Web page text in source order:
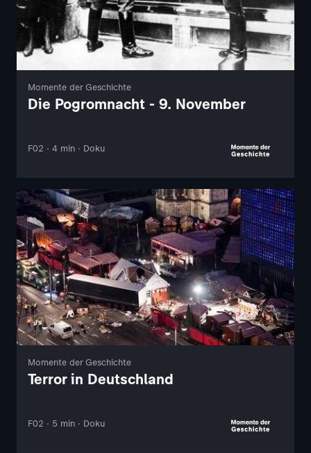
Momente der Geschichte
Die Pogromnacht - 9. November
F02 · 4 min · Doku
Momente der Geschichte
Terror in Deutschland
F02 · 5 min · Doku